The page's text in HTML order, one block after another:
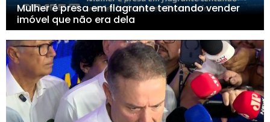
Mulher é presa em flagrante tentando vender
imóvel que não era dela